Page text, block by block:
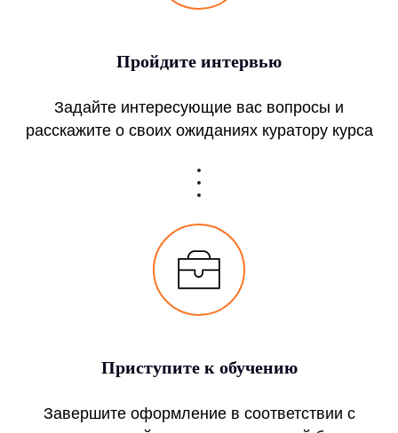
Пройдите интервью
Задайте интересующие вас вопросы и
расскажите о своих ожиданиях куратору курса
Приступите к обучению
Завершите оформление в соответствии с